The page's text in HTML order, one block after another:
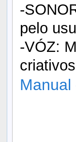
-
pelo
-VÓZ: